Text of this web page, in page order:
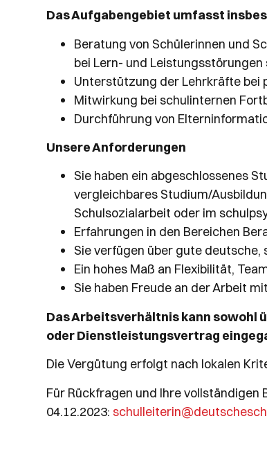
Das Aufgabengebiet umfasst
Beratung von Schülerinnen und
bei Lern- und
Unterstützung der Lehrkräfte bei
Mitwirkung bei schulinternen
Durchführung von
Unsere Anforderungen
Sie haben ein abgeschlossenes
vergleichbares Studium/
Schulsozialarbeit oder im
Erfahrungen in den Bereichen
Sie verfügen über gute
Ein hohes Maß an Flexibilität,
Sie haben Freude an der Arbeit
Das Arbeitsverhältnis kann sowohl
oder Dienstleistungsvertrag
Die Vergütung erfolgt nach lokalen
Für Rückfragen und Ihre
04.12.2023: